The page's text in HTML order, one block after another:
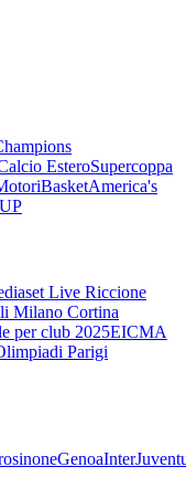
EsteroSupercoppa
BasketAmerica's
Live Riccione
Milano Cortina
per club 2025EICMA
Parigi
GenoaInter